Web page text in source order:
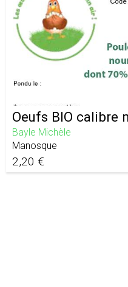
Oeufs BIO calibre
Bayle Michèle
Manosque
2,20 €